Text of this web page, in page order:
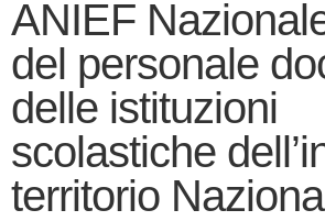
ANIEF
del personale
delle istituzioni
scolastiche
territorio